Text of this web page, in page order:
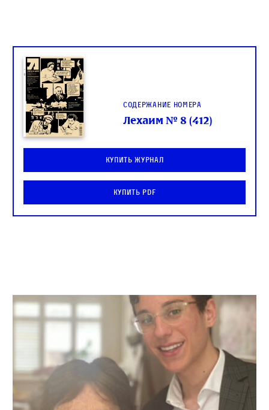
Содержание номера
Лехаим № 8 (412)
Купить журнал
Купить PDF